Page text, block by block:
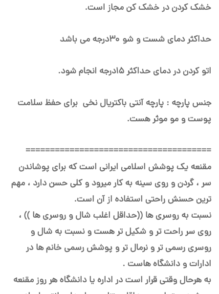
خشک کردن در خشک کن مجاز است.
حداکثر دمای شست و شو ۳۰درجه می باشد
اتو کردن در دمای حداکثر ۱۵درجه انجام شود.
جنس پارچه : پارچه آنتی باکتریال نخی برای حفظ سلامت
پوست و مو موثر هست.
======================================
مقنعه یک پوشش اسلامی ایرانی است که برای پوشاندن
سر ، گردن و روی سینه به کار میرود و کلی حسن دارد ، مهم
ترین حسنش راحتی استفاده از آن است.
نسبت به روسری ها ((حداقل اغلب شال و روسری ها )) ،
روی سر راحت تر و شکیل تر هست و نسبت به شال و
روسری رسمی تر و نرمال تر و پوشش رسمی خانم ها در
ادارات و دانشگاه هاست .
به هرحال وقتی قرار است در اداره یا دانشگاه هر روز مقنعه